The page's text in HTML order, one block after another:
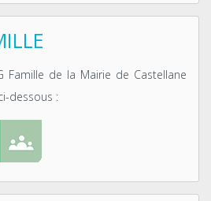
Famille de la Mairie de Castellane
dessous :